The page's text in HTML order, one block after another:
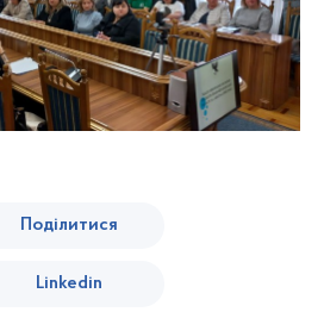
Поділитися
Linkedin